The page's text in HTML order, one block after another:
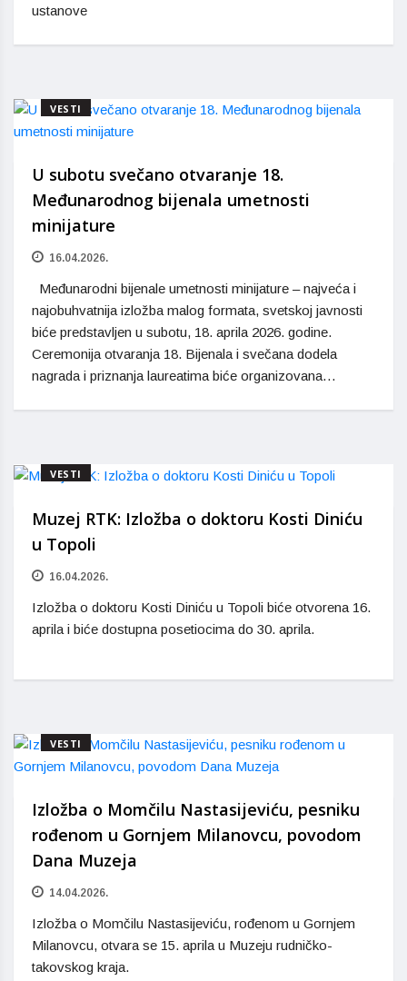
ustanove
VESTI
U subotu svečano otvaranje 18.
Međunarodnog bijenala umetnosti
minijature
16.04.2026.
Međunarodni bijenale umetnosti minijature – najveća i
najobuhvatnija izložba malog formata, svetskoj javnosti
biće predstavljen u subotu, 18. aprila 2026. godine.
Ceremonija otvaranja 18. Bijenala i svečana dodela
nagrada i priznanja laureatima biće organizovana…
VESTI
Muzej RTK: Izložba o doktoru Kosti Diniću
u Topoli
16.04.2026.
Izložba o doktoru Kosti Diniću u Topoli biće otvorena 16.
aprila i biće dostupna posetiocima do 30. aprila.
VESTI
Izložba o Momčilu Nastasijeviću, pesniku
rođenom u Gornjem Milanovcu, povodom
Dana Muzeja
14.04.2026.
Izložba o Momčilu Nastasijeviću, rođenom u Gornjem
Milanovcu, otvara se 15. aprila u Muzeju rudničko-
takovskog kraja.